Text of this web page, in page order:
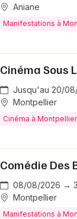
Aniane
Manifestations à
Cinéma Sous
Jusqu'au 20/
Montpellier
Cinéma à Montpellier
Comédie Des
08/08/2026 →
Montpellier
Manifestations à